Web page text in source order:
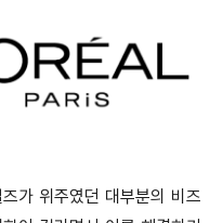
가 위주였던 대부분의 비즈